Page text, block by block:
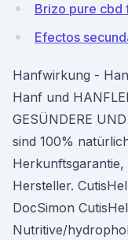
Brizo pure cbd
Efectos
Hanfwirkung -
Hanf und
GESÜNDERE
sind 100%
Hersteller.
DocSimon
Nutritive/